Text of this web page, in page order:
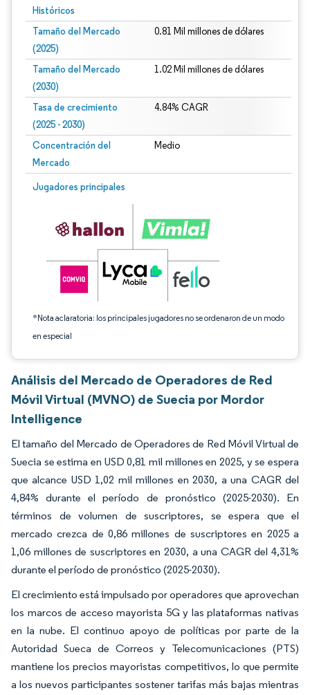
Históricos
Tamaño del Mercado
(2025)
0.81 Mil millones de dólares
Tamaño del Mercado
(2030)
1.02 Mil millones de dólares
Tasa de crecimiento
(2025 - 2030)
4.84% CAGR
Concentración del
Mercado
Medio
Jugadores principales
*Nota aclaratoria: los principales jugadores no se ordenaron de un modo
en especial
Imagen © Mordor Intelligence. El uso requiere atribución según CC BY 4.0.
Análisis del Mercado de Operadores de Red
Móvil Virtual (MVNO) de Suecia por Mordor
Intelligence
El tamaño del Mercado de Operadores de Red Móvil Virtual de
Suecia se estima en USD 0,81 mil millones en 2025, y se espera
que alcance USD 1,02 mil millones en 2030, a una CAGR del
4,84% durante el período de pronóstico (2025-2030). En
términos de volumen de suscriptores, se espera que el
mercado crezca de 0,86 millones de suscriptores en 2025 a
1,06 millones de suscriptores en 2030, a una CAGR del 4,31%
durante el período de pronóstico (2025-2030).
El crecimiento está impulsado por operadores que aprovechan
los marcos de acceso mayorista 5G y las plataformas nativas
en la nube. El continuo apoyo de políticas por parte de la
Autoridad Sueca de Correos y Telecomunicaciones (PTS)
mantiene los precios mayoristas competitivos, lo que permite
a los nuevos participantes sostener tarifas más bajas mientras